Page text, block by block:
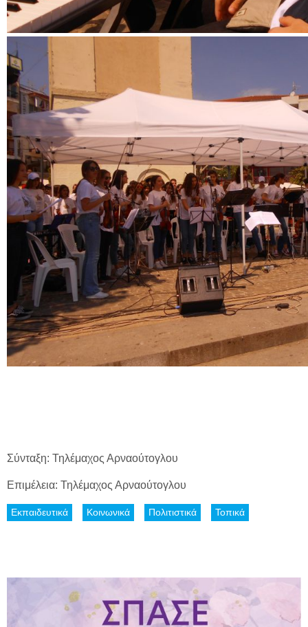
Σύνταξη: Τηλέμαχος Αρναούτογλου
Επιμέλεια: Τηλέμαχος Αρναούτογλου
Εκπαιδευτικά Κοινωνικά Πολιτιστικά Τοπικά